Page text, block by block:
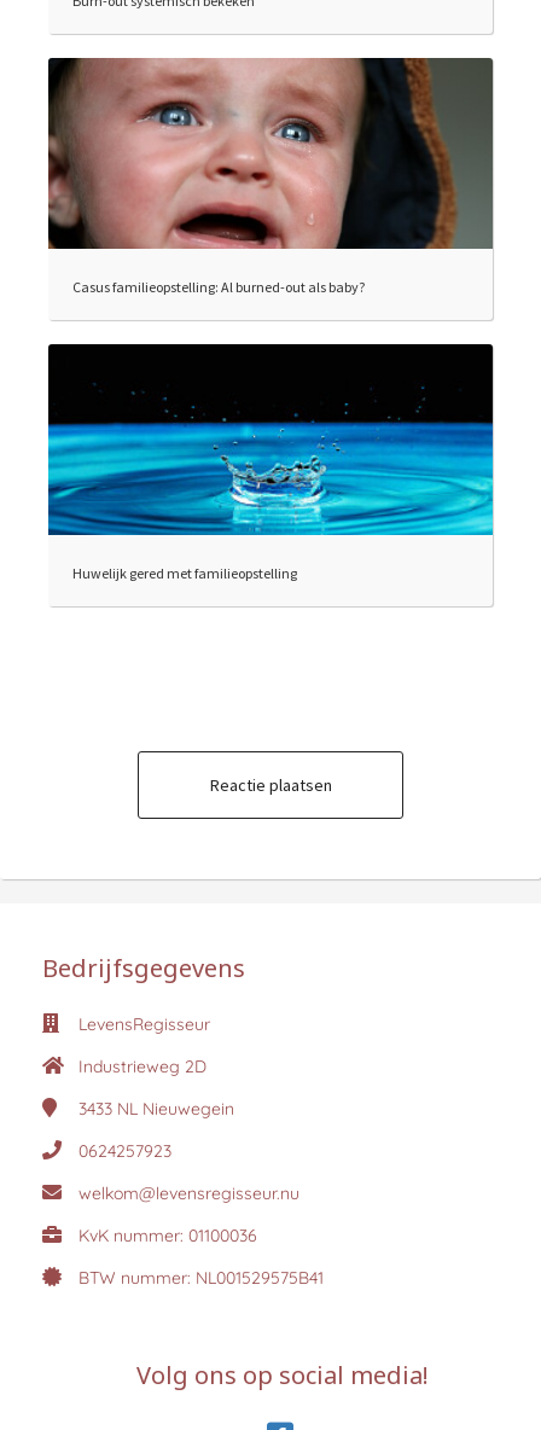
Casus familieopstelling: Al burned-out als baby?
Huwelijk gered met familieopstelling
Reactie plaatsen
Bedrijfsgegevens
LevensRegisseur
Industrieweg 2D
3433 NL Nieuwegein
0624257923
welkom@levensregisseur.nu
KvK nummer: 01100036
BTW nummer: NL001529575B41
Volg ons op social media!